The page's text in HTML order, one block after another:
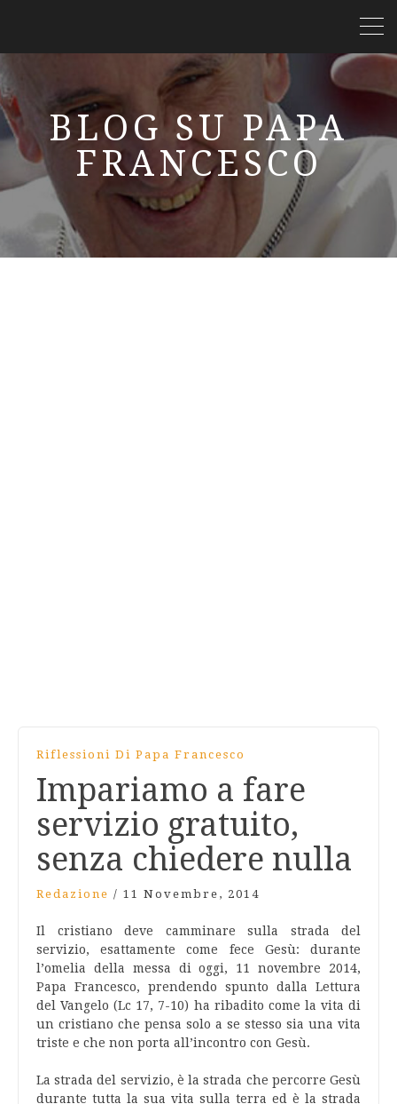
BLOG SU PAPA
FRANCESCO
Riflessioni Di Papa Francesco
Impariamo a fare
servizio gratuito,
senza chiedere nulla
Redazione / 11 Novembre, 2014
Il cristiano deve camminare sulla strada del
servizio, esattamente come fece Gesù: durante
l’omelia della messa di oggi, 11 novembre 2014,
Papa Francesco, prendendo spunto dalla Lettura
del Vangelo (Lc 17, 7-10) ha ribadito come la vita di
un cristiano che pensa solo a se stesso sia una vita
triste e che non porta all’incontro con Gesù.
La strada del servizio, è la strada che percorre Gesù
durante tutta la sua vita sulla terra ed è la strada